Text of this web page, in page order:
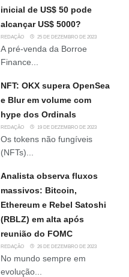
inicial de US$ 50 pode
alcançar US$ 5000?
REDAÇÃO 25 DE DEZEMBRO DE 2023
A pré-venda da Borroe
Finance...
NFT: OKX supera OpenSea
e Blur em volume com
hype dos Ordinals
REDAÇÃO 19 DE DEZEMBRO DE 2023
Os tokens não fungíveis
(NFTs)...
Analista observa fluxos
massivos: Bitcoin,
Ethereum e Rebel Satoshi
(RBLZ) em alta após
reunião do FOMC
REDAÇÃO 26 DE DEZEMBRO DE 2023
No mundo sempre em
evolução...